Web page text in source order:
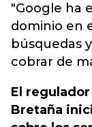
"Google ha
dominio en
búsquedas
cobrar de
El
Bretaña